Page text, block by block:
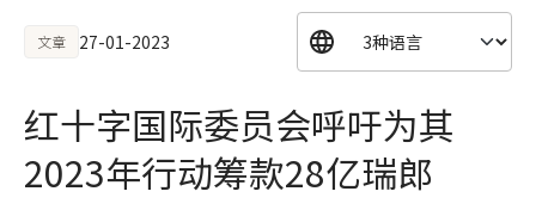
文章 27-01-2023
红十字国际委员会呼吁为其
2023年行动筹款28亿瑞郎